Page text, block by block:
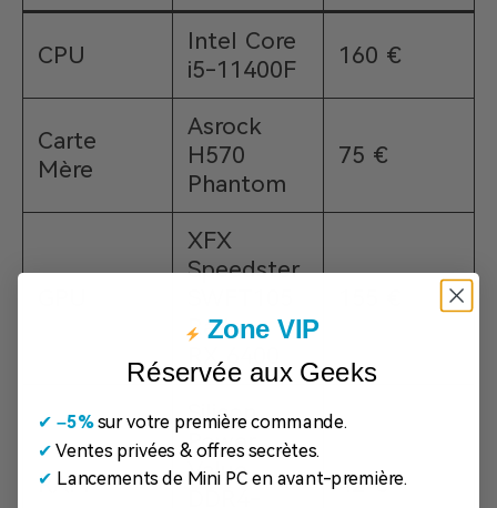
CPU
Intel Core
i5-11400F
160 €
Carte
Mère
Asrock
H570
Phantom
75 €
XFX
Speedster
Radeon
RX 6400
RAM
Silicon
Power
Value
42 €
Zone VIP
Réservée aux Geeks
✔ ​–5%sur votre première commande.
✔ Ventes privées & offres secrètes.
✔ Lancements de Mini PC en avant-première.